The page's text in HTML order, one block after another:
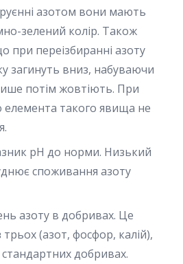
азотом вони мають
зелений колір. Також
при переізбиранні азоту
загинуть вниз, набуваючи
потім жовтіють. При
елемента такого явища не
pH до норми. Низький
споживання азоту
азоту в добривах. Це
(азот, фосфор, калій),
добривах.